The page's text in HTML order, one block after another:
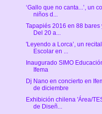
‘Gallo que no canta...’, un
niños d...
Tapapiés 2016 en 88 bares
Del 20 a...
'Leyendo a Lorca’, un
Escolar en ...
Inaugurado SIMO
Ifema
Dj Nano en concierto en
de diciembre
Exhibición chilena 'Área/
de Diseñ...